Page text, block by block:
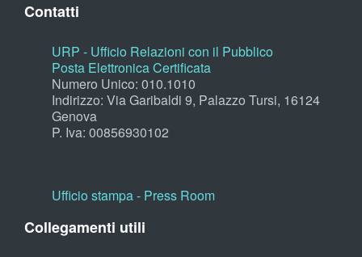
Contatti
URP - Ufficio Relazioni con il Pubblico
Posta Elettronica Certificata
Numero Unico: 010.1010
Indirizzo: Via Garibaldi 9, Palazzo Tursi, 16124
Genova
P. Iva: 00856930102
Ufficio stampa - Press Room
Collegamenti utili